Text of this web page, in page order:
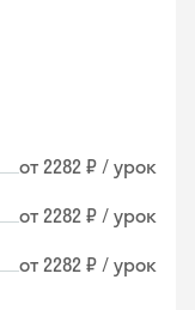
от 2282 ₽ / урок
от 2282 ₽ / урок
от 2282 ₽ / урок